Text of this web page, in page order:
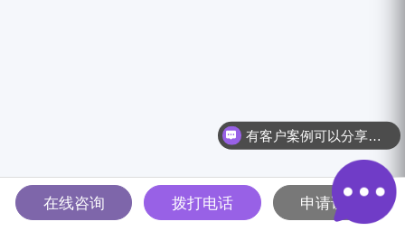
有客户案例可以分享吗？
在线咨询 拨打电话 申请试用